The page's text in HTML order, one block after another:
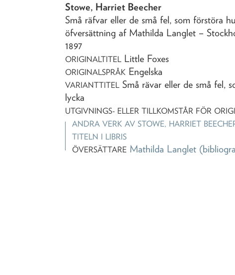
Stowe, Harriet Beecher
Små räfvar eller de små fel, som förstöra
öfversättning af Mathilda Langlet –
1897
ORIGINALTITEL Little Foxes
ORIGINALSPRÅK Engelska
VARIANTTITEL Små rävar eller de små fel,
lycka
UTGIVNINGS- ELLER TILLKOMSTÅR FÖR
ANDRA VERK AVSTOWE, HARRIET
TITELN I LIBRIS
ÖVERSÄTTARE Mathilda Langlet